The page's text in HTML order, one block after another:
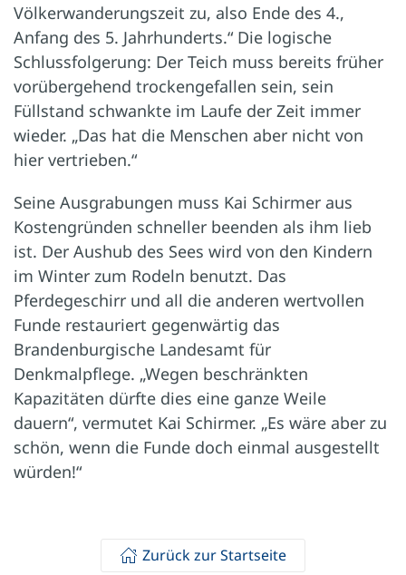
Völkerwanderungszeit zu, also Ende des 4.,
Anfang des 5. Jahrhunderts.“ Die logische
Schlussfolgerung: Der Teich muss bereits früher
vorübergehend trockengefallen sein, sein
Füllstand schwankte im Laufe der Zeit immer
wieder. „Das hat die Menschen aber nicht von
hier vertrieben.“
Seine Ausgrabungen muss Kai Schirmer aus
Kostengründen schneller beenden als ihm lieb
ist. Der Aushub des Sees wird von den Kindern
im Winter zum Rodeln benutzt. Das
Pferdegeschirr und all die anderen wertvollen
Funde restauriert gegenwärtig das
Brandenburgische Landesamt für
Denkmalpflege. „Wegen beschränkten
Kapazitäten dürfte dies eine ganze Weile
dauern“, vermutet Kai Schirmer. „Es wäre aber zu
schön, wenn die Funde doch einmal ausgestellt
würden!“
Zurück zur Startseite